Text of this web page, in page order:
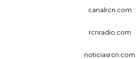
canalrcn.com
rcnradio.com
noticiasrcn.com